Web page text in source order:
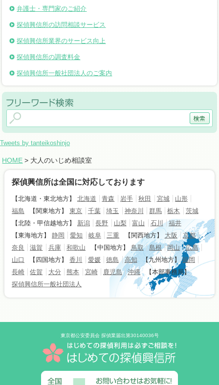
弁護士・専門家のご紹介
探偵興信所の訪問相談サービス
探偵興信所業界のサービス向上
探偵興信所の調査料金
探偵興信所一般社団法人のご案内
Tweets by tanteikoshinjo
HOME > 大人のいじめ相談室
探偵興信所は全国に対応しております
【北海道・東北地方】 北海道 青森 岩手 秋田 宮城
山形
福島
【関東地方】 東京 千葉 埼玉 神奈川 群馬 栃木
茨城
【北陸・甲信越地方】
新潟 長野 山梨 富山 石川
福井
【東海地方】
静岡 愛知 岐阜 三重 【関西地方】 大阪
京都
奈良
滋賀 兵庫 和歌山 【中国地方】 鳥取 島根 岡山
広島
山口
【四国地方】 香川 愛媛 徳島 高知 【九州地方】 福岡
長崎
佐賀 大分 熊本 宮崎 鹿児島 沖縄
【本部事務局】
探偵興信所一般社団法人
東京都公安委員会 探偵業届出第30140036号